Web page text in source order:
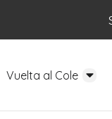
Vuelta al Cole